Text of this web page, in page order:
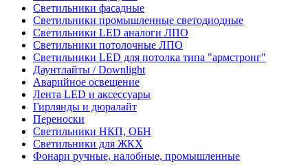
Светильники фасадные
Светильники промышленные светодиодные
Светильники LED аналоги ЛПО
Светильники потолочные ЛПО
Светильники LED для потолка типа "армстронг"
Даунтлайты / Downlight
Аварийное освещение
Лента LED и аксессуары
Гирлянды и дюралайт
Переноски
Светильники НКП, ОБН
Светильники для ЖКХ
Фонари ручные, налобные, промышленные